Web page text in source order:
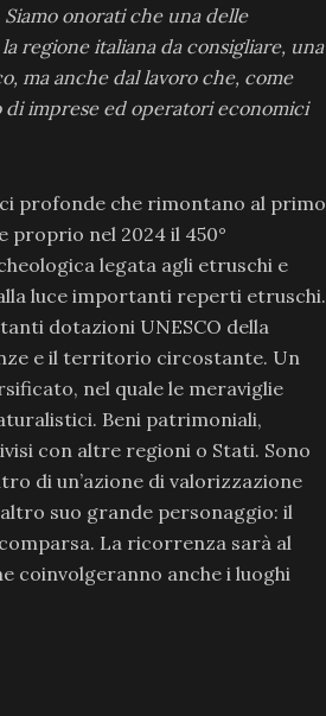
Siamo onorati che una delle
regione italiana da consigliare, una
ma anche dal lavoro che, come
imprese ed operatori economici
profonde che rimontano al primo
proprio nel 2024 il 450°
legata agli etruschi e
luce importanti reperti etruschi.
dotazioni UNESCO della
e il territorio circostante. Un
nel quale le meraviglie
Beni patrimoniali,
con altre regioni o Stati. Sono
di un’azione di valorizzazione
suo grande personaggio: il
La ricorrenza sarà al
coinvolgeranno anche i luoghi